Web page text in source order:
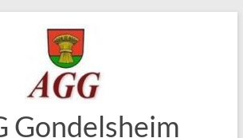
Gondelsheim